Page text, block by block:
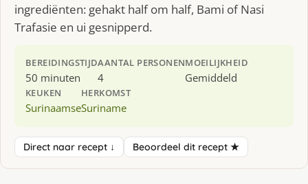
ingrediënten: gehakt half om half, Bami of Nasi
Trafasie en ui gesnipperd.
BEREIDINGSTIJD
50 minuten
AANTAL PERSONEN
4
MOEILIJKHEID
Gemiddeld
KEUKEN
Surinaamse
HERKOMST
Suriname
Direct naar recept ↓ Beoordeel dit recept ★